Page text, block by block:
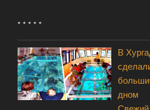
* * * * *
В
дном